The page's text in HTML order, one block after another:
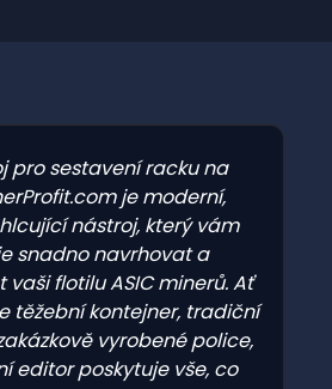
pro sestavení racku na
je moderní,
nástroj, který vám
snadno navrhovat a
flotilu ASIC minerů. Ať
těžební kontejner, tradiční
vyrobené police,
editor poskytuje vše, co